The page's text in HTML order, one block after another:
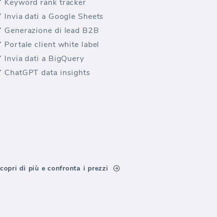
Keyword rank tracker
Invia dati a Google Sheets
Generazione di lead B2B
Portale client white label
Invia dati a BigQuery
ChatGPT data insights
di più e confronta i prezzi